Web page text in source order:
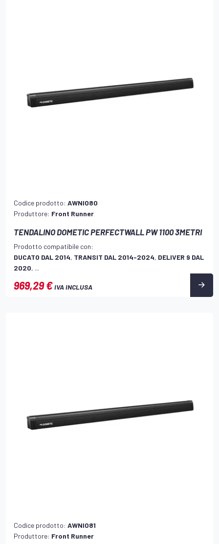
Codice prodotto: AWNI080
Produttore: Front Runner
TENDALINO DOMETIC PERFECTWALL PW 1100 3METRI
Prodotto compatibile con:
DUCATO DAL 2014, TRANSIT DAL 2014-2024, DELIVER 9 DAL
2020, ...
969,29 €IVA INCLUSA
Codice prodotto: AWNI081
Produttore: Front Runner